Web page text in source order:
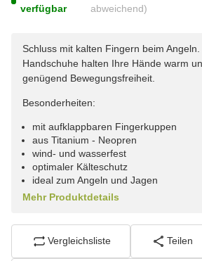
verfügbar
abweichend)
Schluss mit kalten Fingern beim
Handschuhe halten Ihre Hände warm
genügend Bewegungsfreiheit.
Besonderheiten:
mit aufklappbaren Fingerkuppen
aus Titanium - Neopren
wind- und wasserfest
optimaler Kälteschutz
ideal zum Angeln und Jagen
Mehr Produktdetails
Vergleichsliste Teilen